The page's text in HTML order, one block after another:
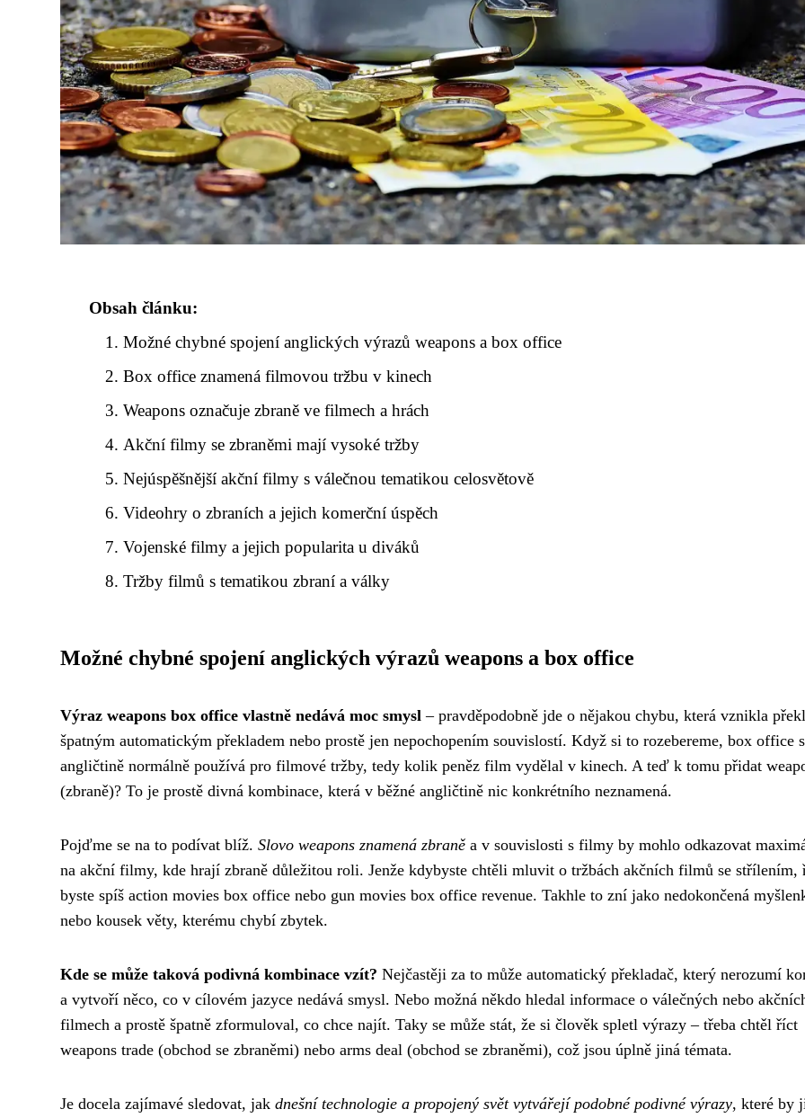
Obsah článku:
Možné chybné spojení anglických výrazů weapons a box office
Box office znamená filmovou tržbu v kinech
Weapons označuje zbraně ve filmech a hrách
Akční filmy se zbraněmi mají vysoké tržby
Nejúspěšnější akční filmy s válečnou tematikou celosvětově
Videohry o zbraních a jejich komerční úspěch
Vojenské filmy a jejich popularita u diváků
Tržby filmů s tematikou zbraní a války
Možné chybné spojení anglických výrazů weapons a box office
Výraz weapons box office vlastně nedává moc smysl – pravděpodobně jde o nějakou chybu, která vznikla
špatným automatickým překladem nebo prostě jen nepochopením souvislostí. Když si to rozebereme, box office
angličtině normálně používá pro filmové tržby, tedy kolik peněz film vydělal v kinech. A teď k tomu přidat
(zbraně)? To je prostě divná kombinace, která v běžné angličtině nic konkrétního neznamená.
Pojďme se na to podívat blíž. Slovo weapons znamená zbraně a v souvislosti s filmy by mohlo odkazovat
na akční filmy, kde hrají zbraně důležitou roli. Jenže kdybyste chtěli mluvit o tržbách akčních filmů se střílením,
byste spíš action movies box office nebo gun movies box office revenue. Takhle to zní jako nedokončená
nebo kousek věty, kterému chybí zbytek.
Kde se může taková podivná kombinace vzít? Nejčastěji za to může automatický překladač, který nerozumí
a vytvoří něco, co v cílovém jazyce nedává smysl. Nebo možná někdo hledal informace o válečných nebo
filmech a prostě špatně zformuloval, co chce najít. Taky se může stát, že si člověk spletl výrazy – třeba chtěl říct
weapons trade (obchod se zbraněmi) nebo arms deal (obchod se zbraněmi), což jsou úplně jiná témata.
Je docela zajímavé sledovat, jak dnešní technologie a propojený svět vytvářejí podobné podivné výrazy, které by